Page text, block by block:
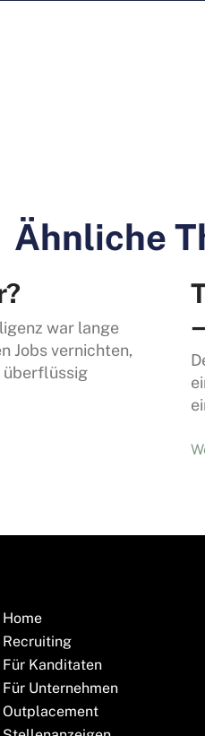
Ähnliche
war lange
Jobs vernichten,
überflüssig
Home
Recruiting
Für Kanditaten
Für Unternehmen
Outplacement